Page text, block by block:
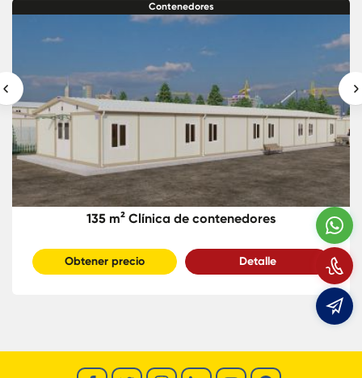
Contenedores
135 m² Clínica de contenedores
Obtener precio Detalle